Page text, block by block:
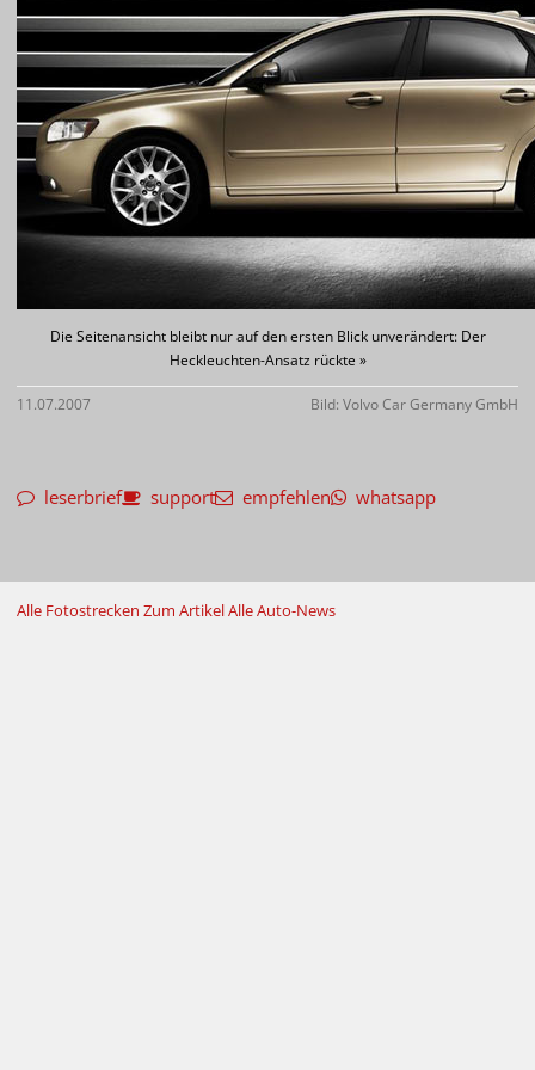
Die Seitenansicht bleibt nur auf den ersten Blick unverändert: Der
Heckleuchten-Ansatz rückte »
11.07.2007 Bild: Volvo Car Germany GmbH
leserbrief support empfehlen whatsapp
Alle Fotostrecken Zum ArtikelAlle Auto-News